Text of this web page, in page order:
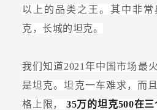
以上的品类之王。其中非
克，长城的坦克。
我们知道2021年中国市场最
是坦克。坦克一车难求，而
格上限，35万的坦克500在三